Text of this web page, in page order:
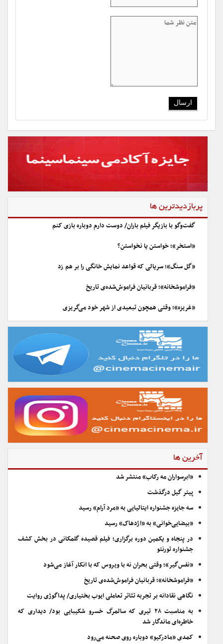
پربازدیدترین ها
گفت‌وگو با بازیگر فیلم باران/ دوست دارم دوباره بازی کنم
«استخر»؛ خواستن یا نخواستن؟
«گل سنگ»؛ سریالی که قواعد نمایش خانگی را بر هم زد
«فراموشخانه»؛ قربانیان فراموش‌شده‌ی تاریخ
«غریزه»؛ وقتی همچون تبعیدی از شهر خود می‌گریزی
آخرین ها
«ابرسواران مه رکاب» منتشر شد
پیتر گیل درگذشت
سه جایزه جشنواره ایتالیایی به «مرد آرام» رسید
«بیضایی‌خوانی» به «اژدهاک» رسید
در پنجاه و یکمین دوره برگزاری؛ فیلم قصیده گلمکانی در بخش کشف
جشنواره تورنتو
«نفس‌گیر»؛ وقتی بحران نه با ویروس که با انکار آغاز می‌شود
«فراموشخانه»؛ قربانیان فراموش‌شده‌ی تاریخ
نگاهی نقادانه بر تجربه تئاتر تعاملی ایوب بختیاری/ پداگوژی روایت
به مناسبت ۲۸ تیری که سالمرگ خسرو شکیبایی بود/ دیداری که
خاطره‌ای ماندگار شد
کمدی «مادرکیو» دوباره روی صحنه می‌رود